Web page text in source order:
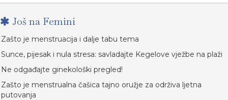
Još na Femini
Zašto je menstruacija i dalje tabu tema
Sunce, pijesak i nula stresa: savladajte Kegelove vježbe na plaži
Ne odgađajte ginekološki pregled!
Zašto je menstrualna čašica tajno oružje za održiva ljetna
putovanja